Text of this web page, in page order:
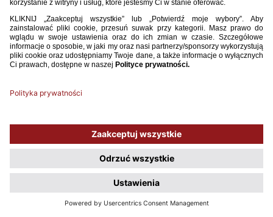
Używamy plików cookies, aby ułatwić Ci korzystanie z naszego serwisu
oraz do celów statystycznych. Jeśli nie blokujesz tych plików, to zgadzasz
się na ich użycie oraz zapisanie w pamięci urządzenia. Pamiętaj, że
możesz samodzielnie zarządzać cookies, zmieniając ustawienia
przeglądarki.
Polityka plików Cookies.